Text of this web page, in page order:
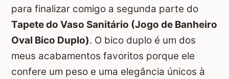
para finalizar comigo a segunda parte do
Tapete do Vaso Sanitário (Jogo de Banheiro
Oval Bico Duplo). O bico duplo é um dos
meus acabamentos favoritos porque ele
confere um peso e uma elegância únicos à